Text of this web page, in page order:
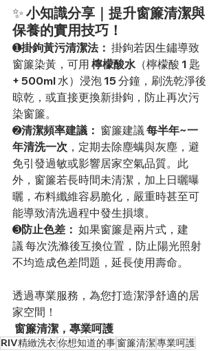
✨ 小知識分享｜提升窗簾清潔與
保養的實用技巧！
➊掛鉤黃污清潔法： 掛鉤若因生鏽導致
窗簾染黃，可用 檸檬酸水 （檸檬酸 1 匙
+ 500ml 水）浸泡 15 分鐘，刷洗乾淨後
晾乾，或直接更換新掛鉤，防止再次污
染窗簾。
➋清潔頻率建議： 窗簾建議 每半年~一
年清洗一次 ，定期去除塵螨與灰塵，避
免引發過敏或影響居家空氣品質。此
外，窗簾若長時間未清潔，加上日曬曝
曬，布料纖維容易脆化，嚴重時甚至可
能導致清洗過程中發生損壞。
➌防止色差： 如果窗簾是兩片式，建
議 每次洗滌後互換位置，防止陽光照射
不均造成色差問題，延長使用壽命。
透過專業服務，為您打造潔淨舒適的居
家空間！
窗簾清潔，專業呵護
RIV精緻洗衣你想知道的事窗簾清潔專業呵護